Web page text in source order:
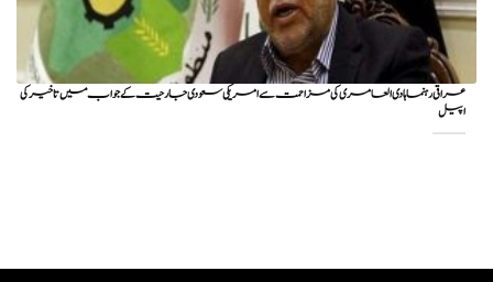
عراقی رہنما ہادی العامری کی مزاحمت سے امریکی سعودی جارحیت کے جواب میں تاخیر کی
اپیل